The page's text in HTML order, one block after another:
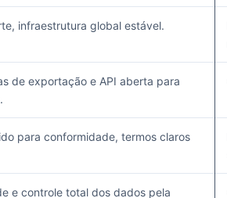
infraestrutura global estável.
de exportação e API aberta para
para conformidade, termos claros
e controle total dos dados pela